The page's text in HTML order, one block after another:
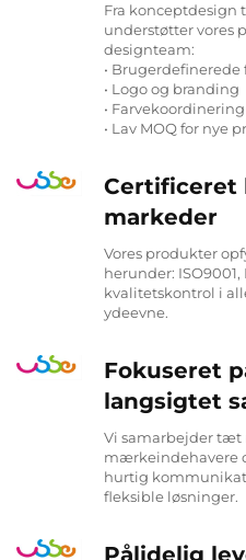
Fra konceptdesign
understøtter vores
designteam:
•
• Logo og branding
•
• Lav MOQ for nye
Certificeret
markeder
Vores produkter
herunder: ISO9001,
kvalitetskontrol i
ydeevne.
Fokuseret
langsigtet
Vi samarbejder tæt
mærkeindehavere
hurtig
fleksible løsninger.